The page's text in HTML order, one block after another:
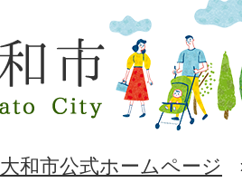
大和市公式ホームページ